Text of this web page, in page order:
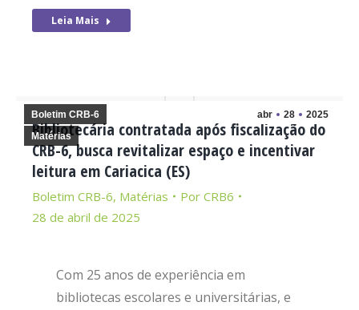
Leia Mais
abr 28 2025
Boletim CRB-6
Matérias
Bibliotecária contratada após fiscalização do
CRB-6, busca revitalizar espaço e incentivar
leitura em Cariacica (ES)
Boletim CRB-6, Matérias Por CRB6
28 de abril de 2025
Com 25 anos de experiência em
bibliotecas escolares e universitárias, e